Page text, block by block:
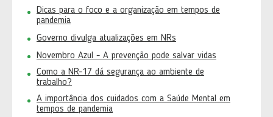
Dicas para o foco e a organização em tempos de
pandemia
Governo divulga atualizações em NRs
Novembro Azul - A prevenção pode salvar vidas
Como a NR-17 dá segurança ao ambiente de
trabalho?
A importância dos cuidados com a Saúde Mental em
tempos de pandemia